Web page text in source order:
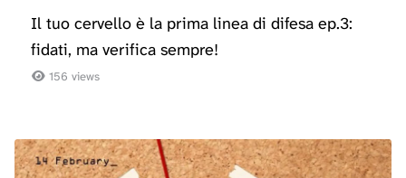
Il tuo cervello è la prima linea di difesa ep.3:
fidati, ma verifica sempre!
156 views